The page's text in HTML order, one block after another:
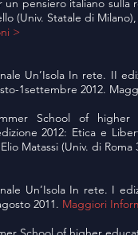
un pensiero italiano
(Univ. Statale di
>
Un’Isola In rete. II
1settembre 2012.
School of higher
2012: Etica e
Matassi (Univ. di Roma
Un’Isola In rete. I
2011. Maggiori